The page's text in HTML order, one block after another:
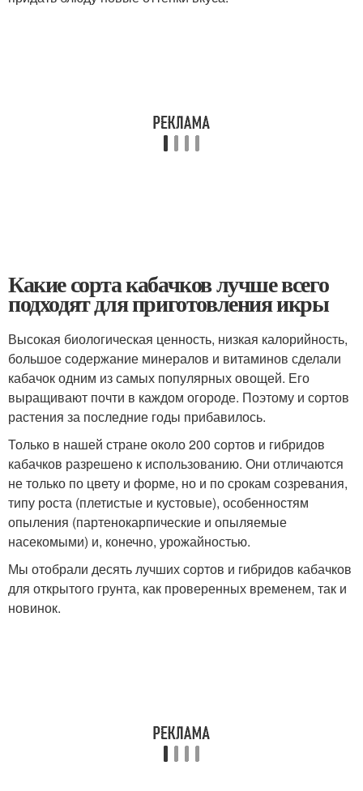
Какие сорта кабачков лучше всего
подходят для приготовления икры
Высокая биологическая ценность, низкая калорийность,
большое содержание минералов и витаминов сделали
кабачок одним из самых популярных овощей. Его
выращивают почти в каждом огороде. Поэтому и сортов
растения за последние годы прибавилось.
Только в нашей стране около 200 сортов и гибридов
кабачков разрешено к использованию. Они отличаются
не только по цвету и форме, но и по срокам созревания,
типу роста (плетистые и кустовые), особенностям
опыления (партенокарпические и опыляемые
насекомыми) и, конечно, урожайностью.
Мы отобрали десять лучших сортов и гибридов кабачков
для открытого грунта, как проверенных временем, так и
новинок.